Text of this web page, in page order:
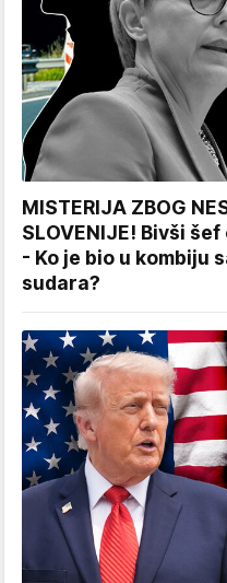
MISTERIJA ZBOG
SLOVENIJE! Bivši
- Ko je bio u kombiju
sudara?